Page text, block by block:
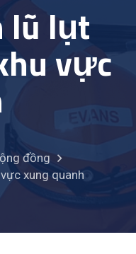
lũ lụt
vực
đồng
xung quanh